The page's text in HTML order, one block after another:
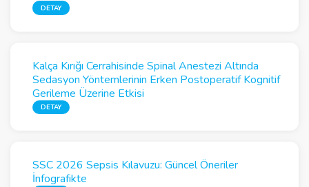
DETAY
Kalça Kırığı Cerrahisinde Spinal Anestezi Altında
Sedasyon Yöntemlerinin Erken Postoperatif Kognitif
Gerileme Üzerine Etkisi
DETAY
SSC 2026 Sepsis Kılavuzu: Güncel Öneriler
İnfografikte